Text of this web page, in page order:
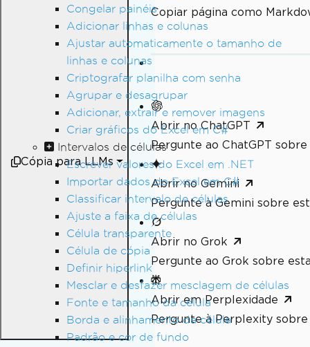
Congelar painéis
Adicionar linhas e colunas
Ajustar automaticamente o tamanho de
linhas e colunas
Criptografar planilha com senha
Agrupar e desagrupar
Adicionar, extrair e remover imagens
Criar gráficos do Excel em C#
Intervalos de células
Escrever valores do Excel em .NET
Importar dados do Excel em C#
Classificar intervalo de células
Ajuste a faixa de células
Célula transparente
Célula de cópia
Definir hiperlink
Mesclar e desfazer mesclagem de células
Fonte e tamanho da célula
Borda e alinhamento da célula
Padrão e cor de fundo
Cópia para LLMs
Copiar página como
Abrir no ChatGPT
Pergunte ao ChatGPT sobre
Abrir no Gemini
Pergunte à Gemini sobre
Abrir no Grok
Pergunte ao Grok sobre
Abrir em Perplexidade
Pergunte à Perplexity sobre